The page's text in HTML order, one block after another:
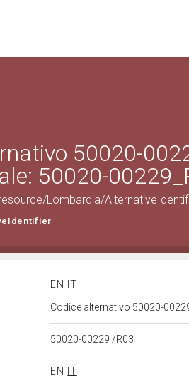
50020-
50020-
Lombardia/
EN
IT
Codice alternativo 50020-
50020-00229 /R03
EN
IT